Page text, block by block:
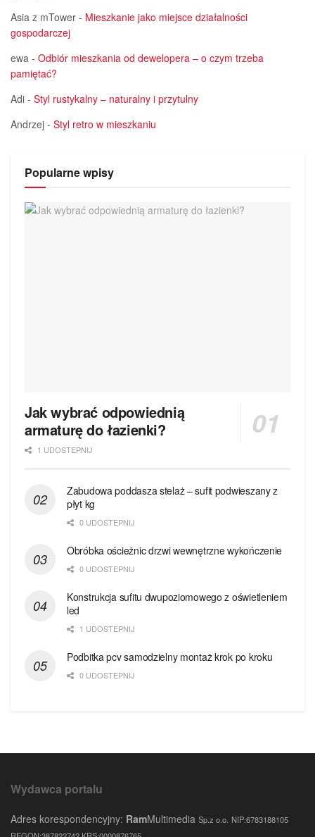
Asia z mTower - Mieszkanie jako miejsce działalności
gospodarczej
ewa - Odbiór mieszkania od dewelopera – o czym trzeba
pamiętać?
Adi - Styl rustykalny – naturalny i przytulny
Andrzej - Styl retro w mieszkaniu
Popularne wpisy
Jak wybrać odpowiednią
armaturę do łazienki?
1 UDOSTEPNIJ
Zabudowa poddasza stelaż – sufit podwieszany z
płyt kg
0 UDOSTEPNIJ
Obróbka ościeżnic drzwi wewnętrzne wykończenie
0 UDOSTEPNIJ
Konstrukcja sufitu dwupoziomowego z oświetleniem
led
1 UDOSTEPNIJ
Podbitka pcv samodzielny montaż krok po kroku
0 UDOSTEPNIJ
Wydawca portalu
Adres korespondencyjny: RamMultimedia Sp.z o.o. NIP:6783188105